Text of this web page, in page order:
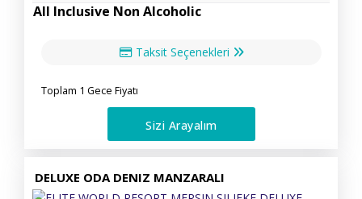
All Inclusive Non Alcoholic
Taksit Seçenekleri
Toplam 1 Gece Fiyatı
Sizi Arayalım
DELUXE ODA DENIZ MANZARALI